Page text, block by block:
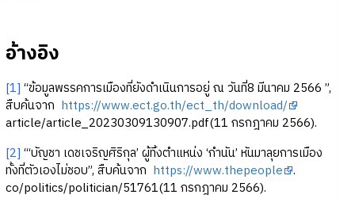
อ้างอิง
[1] “ข้อมูลพรรคการเมืองที่ยังดำเนินการอยู่ ณ วันที่8 มีนาคม 2566 ”,
สืบค้นจาก https://www.ect.go.th/ect_th/download/
article/article_20230309130907.pdf(11 กรกฎาคม 2566).
[2] “‘บัญชา เดชเจริญศิริกุล’ ผู้ทิ้งตำแหน่ง ‘กำนัน’ หันมาลุยการเมือง
ทั้งที่ตัวเองไม่ชอบ”, สืบค้นจาก https://www.thepeople .
co/politics/politician/51761(11 กรกฎาคม 2566).